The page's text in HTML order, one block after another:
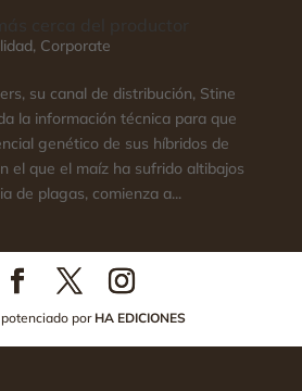
, Corporate
su canal de distribución, Stine
la información técnica para que
genético de sus híbridos de
el que el maíz ha sufrido altibajos
de plagas, comienza a...
por HA EDICIONES